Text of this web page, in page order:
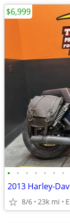
• • • • • • •
2013 Harley-
8/6 23k mi
$6,999